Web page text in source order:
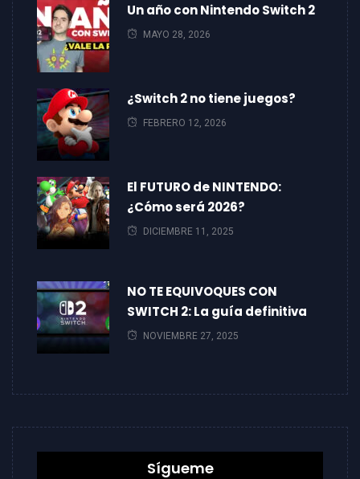
Un año con Nintendo Switch 2
MAYO 28, 2026
¿Switch 2 no tiene juegos?
FEBRERO 12, 2026
El FUTURO de NINTENDO:
¿Cómo será 2026?
DICIEMBRE 11, 2025
NO TE EQUIVOQUES CON
SWITCH 2: La guía definitiva
NOVIEMBRE 27, 2025
Sígueme